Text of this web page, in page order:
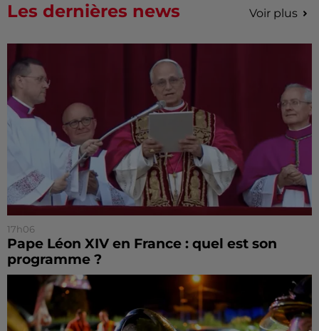
Les dernières news Voir plus
17h06
Pape Léon XIV en France : quel est son
programme ?